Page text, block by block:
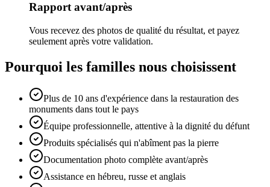
Rapport avant/après
Vous recevez des photos de qualité du résultat, et payez
seulement après votre validation.
Pourquoi les familles nous choisissent
Plus de 10 ans d'expérience dans la restauration des
monuments dans tout le pays
Équipe professionnelle, attentive à la dignité du défunt
Produits spécialisés qui n'abîment pas la pierre
Documentation photo complète avant/après
Assistance en hébreu, russe et anglais